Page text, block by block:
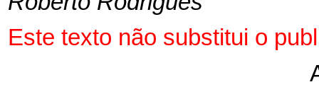
Este texto não substitui o